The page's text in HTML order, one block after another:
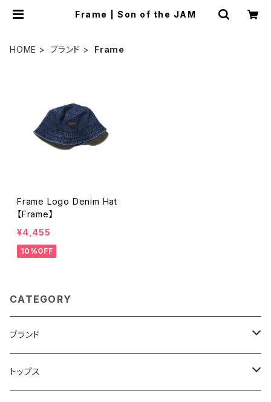
Frame | Son of the JAM
HOME ブランド Frame
Frame Logo Denim Hat
【Frame】
¥4,455
10%OFF
CATEGORY
ブランド
CROSSJAM
トップス